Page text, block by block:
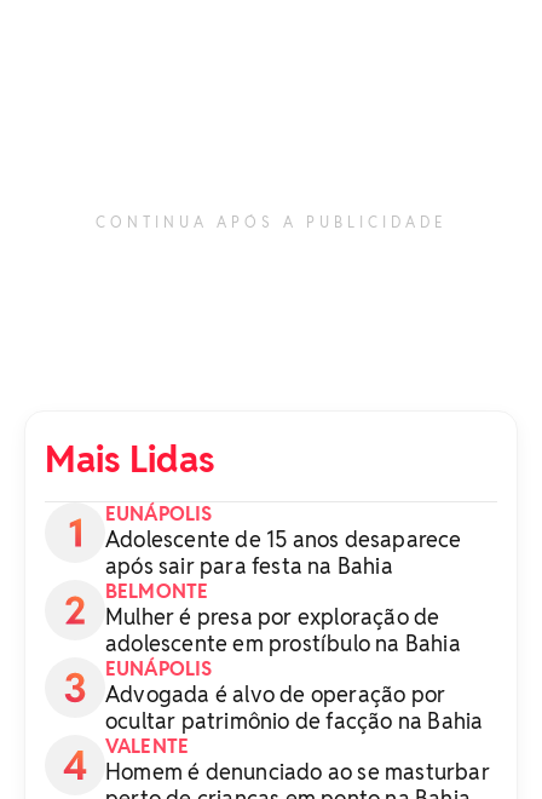
CONTINUA APÓS A PUBLICIDADE
Mais Lidas
EUNÁPOLIS
Adolescente de 15 anos desaparece
após sair para festa na Bahia
BELMONTE
Mulher é presa por exploração de
adolescente em prostíbulo na Bahia
EUNÁPOLIS
Advogada é alvo de operação por
ocultar patrimônio de facção na Bahia
VALENTE
Homem é denunciado ao se masturbar